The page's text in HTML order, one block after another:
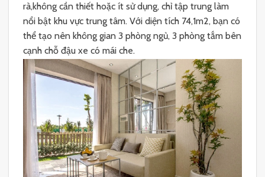
rà,không cần thiết hoặc ít sử dụng, chỉ tập trung làm
nổi bật khu vực trung tâm. Với diện tích 74,1m2, bạn có
thể tạo nên không gian 3 phòng ngủ, 3 phòng tắm bên
cạnh chỗ đậu xe có mái che.